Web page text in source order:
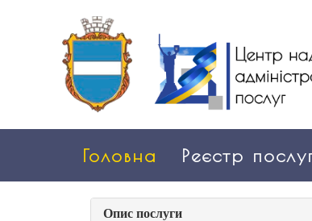
Головна Реєстр
Опис послуги